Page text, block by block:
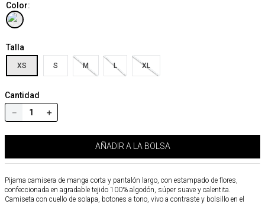
Color:
Talla
XS S M L XL
Cantidad
＋
－
AÑADIR A LA BOLSA
Pijama camisera de manga corta y pantalón largo, con estampado de flores,
confeccionada en agradable tejido 100% algodón, súper suave y calentita.
Camiseta con cuello de solapa, botones a tono, vivo a contraste y bolsillo en el